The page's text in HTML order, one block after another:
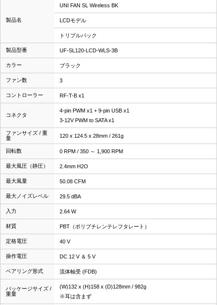
製品名
UNI FAN SL Wireless BK
LCDモデル
トリプルパック
製品型番 UF-SL120-LCD-WLS-3B
カラー ブラック
ファン数 3
コントローラー RF-T-B x1
コネクタ
4-pin PWM x1 + 9-pin USB x1
3-12V PWM to SATA x1
ファンサイズ / 重
量
120 x 124.5 x 28mm / 261g
回転数 0 RPM / 350 ～ 1,900 RPM
最大風圧（静圧） 2.4mm H2O
最大風量 50.08 CFM
最大ノイズレベル 29.5 dBA
入力 2.64 W
材質 PBT（ポリブチレンテレフタレート）
定格電圧 40 V
操作電圧 DC 12 V ＆ 5 V
ベアリング形式 流体軸受 (FDB)
パッケージサイズ /
重量
(W)132 x (H)158 x (D)128mm / 982g
※耳は含まず